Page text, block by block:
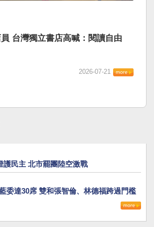
台灣獨立書店高喊：閱讀自由
2026-07-21
護民主 北市罷團陸空激戰
委達30席 雙和張智倫、林德福跨過門檻